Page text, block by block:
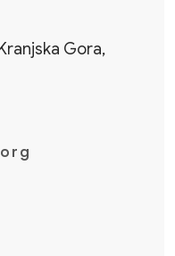
Gora,